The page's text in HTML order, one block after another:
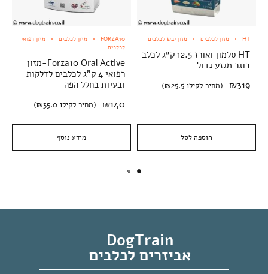
הוספה לסל
HT מזון לכלבים מזון יבש לכלבים
HT סלמון ואורז 12.5 ק״ג לכלב
בוגר מגזע גדול
₪319 (מחיר לקילו ₪25.5)
מידע נוסף
FORZA10 מזון לכלבים
מזון רפואי
לכלבים
Forza10 Oral Active-מזון
רפואי 4 ק"ג לכלבים לדלקות
ובעיות בחלל הפה
₪140 (מחיר לקילו ₪35.0)
DogTrain
אביזרים לכלבים